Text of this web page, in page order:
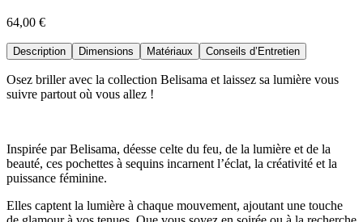
64,00 €
Description Dimensions Matériaux Conseils d’Entretien
Osez briller avec la collection Belisama et laissez sa lumière vous
suivre partout où vous allez !
Inspirée par Belisama, déesse celte du feu, de la lumière et de la
beauté, ces pochettes à sequins incarnent l’éclat, la créativité et la
puissance féminine.
Elles captent la lumière à chaque mouvement, ajoutant une touche